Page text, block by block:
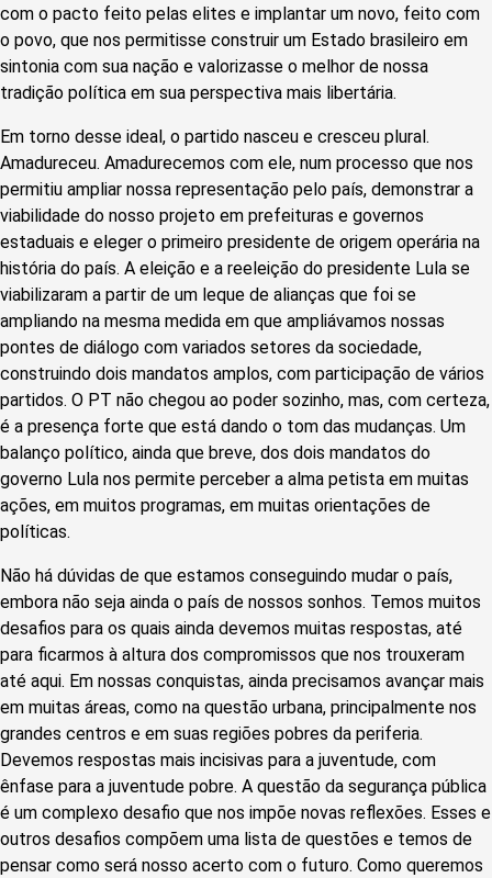
com o pacto feito pelas elites e implantar um novo, feito com
o povo, que nos permitisse construir um Estado brasileiro em
sintonia com sua nação e valorizasse o melhor de nossa
tradição política em sua perspectiva mais libertária.
Em torno desse ideal, o partido nasceu e cresceu plural.
Amadureceu. Amadurecemos com ele, num processo que nos
permitiu ampliar nossa representação pelo país, demonstrar a
viabilidade do nosso projeto em prefeituras e governos
estaduais e eleger o primeiro presidente de origem operária na
história do país. A eleição e a reeleição do presidente Lula se
viabilizaram a partir de um leque de alianças que foi se
ampliando na mesma medida em que ampliávamos nossas
pontes de diálogo com variados setores da sociedade,
construindo dois mandatos amplos, com participação de vários
partidos. O PT não chegou ao poder sozinho, mas, com certeza,
é a presença forte que está dando o tom das mudanças. Um
balanço político, ainda que breve, dos dois mandatos do
governo Lula nos permite perceber a alma petista em muitas
ações, em muitos programas, em muitas orientações de
políticas.
Não há dúvidas de que estamos conseguindo mudar o país,
embora não seja ainda o país de nossos sonhos. Temos muitos
desafios para os quais ainda devemos muitas respostas, até
para ficarmos à altura dos compromissos que nos trouxeram
até aqui. Em nossas conquistas, ainda precisamos avançar mais
em muitas áreas, como na questão urbana, principalmente nos
grandes centros e em suas regiões pobres da periferia.
Devemos respostas mais incisivas para a juventude, com
ênfase para a juventude pobre. A questão da segurança pública
é um complexo desafio que nos impõe novas reflexões. Esses e
outros desafios compõem uma lista de questões e temos de
pensar como será nosso acerto com o futuro. Como queremos